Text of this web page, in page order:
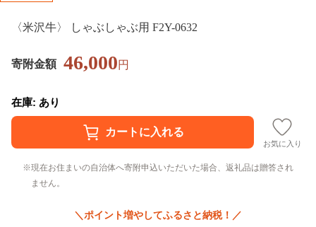
〈米沢牛〉 しゃぶしゃぶ用 F2Y-0632
寄附金額 46,000円
在庫: あり
お気に入り
現在お住まいの自治体へ寄附申込いただいた場合、返礼品は贈答され
ません。
＼ポイント増やしてふるさと納税！／